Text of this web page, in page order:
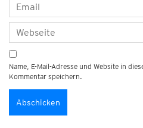
Name, E-Mail-Adresse und Website in
Kommentar speichern.